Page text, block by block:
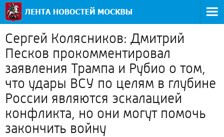
Сергей Колясников: Дмитрий
Песков прокомментировал
заявления Трампа и Рубио о том,
что удары ВСУ по целям в глубине
России являются эскалацией
конфликта, но они могут помочь
закончить войну